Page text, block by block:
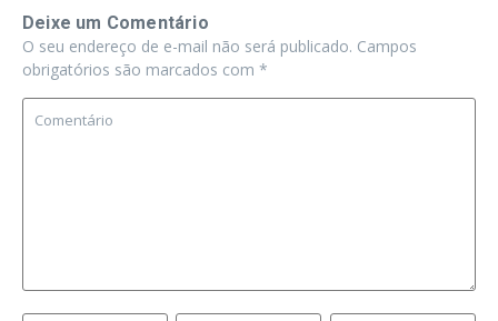
Deixe um Comentário
O seu endereço de e-mail não será publicado. Campos
obrigatórios são marcados com *